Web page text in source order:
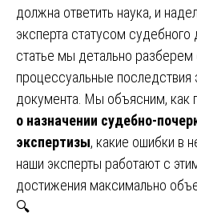
должна ответить наука, и
эксперта статусом судебного
статье мы детально
процессуальные последствия
документа. Мы объясним, как
о назначении судебно-
экспертизы, какие ошибки в
наши эксперты работают с
достижения максимально
🔍